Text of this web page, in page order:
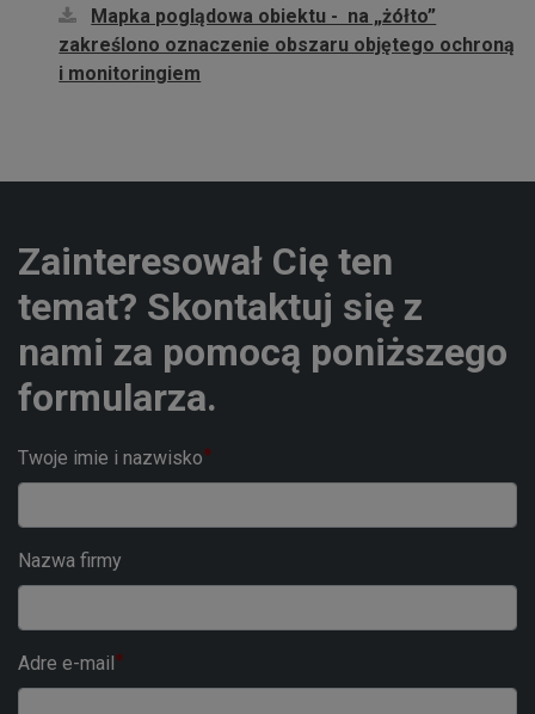
Mapka poglądowa obiektu - na „żółto”
zakreślono oznaczenie obszaru objętego ochroną
i monitoringiem
Zainteresował Cię ten
temat? Skontaktuj się z
nami za pomocą poniższego
formularza.
Twoje imie i nazwisko
Nazwa firmy
Adre e-mail